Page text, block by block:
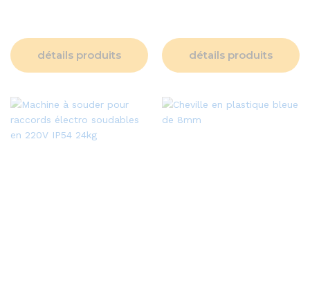
détails produits détails produits